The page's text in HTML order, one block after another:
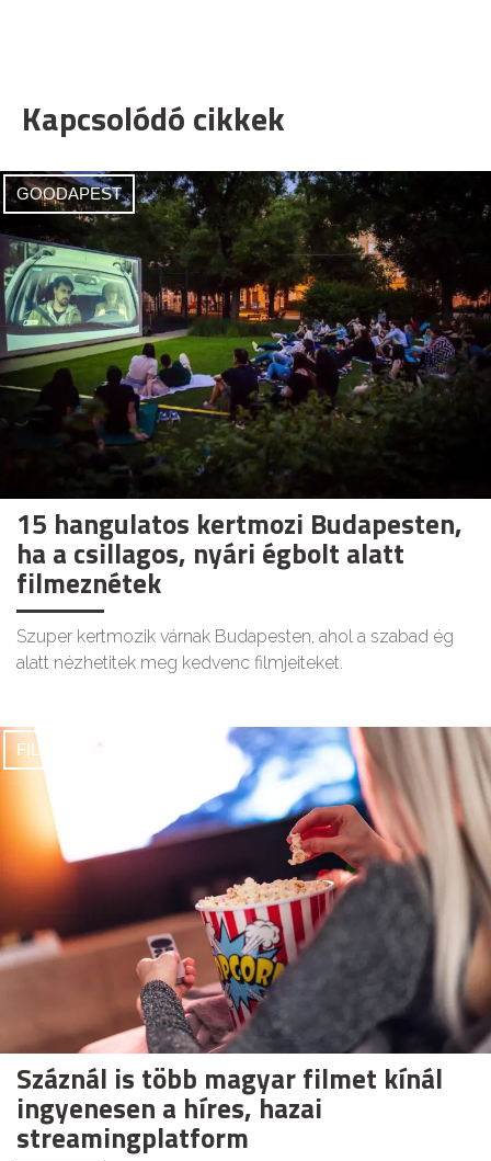
Kapcsolódó cikkek
GOODAPEST
15 hangulatos kertmozi Budapesten,
ha a csillagos, nyári égbolt alatt
filmeznétek
Szuper kertmozik várnak Budapesten, ahol a szabad ég
alatt nézhetitek meg kedvenc filmjeiteket.
FILMEK
Száznál is több magyar filmet kínál
ingyenesen a híres, hazai
streamingplatform